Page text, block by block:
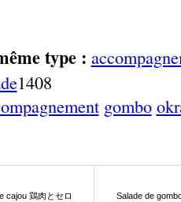
type :
1408
gombo
cajou 鶏肉とセロ
Salade de